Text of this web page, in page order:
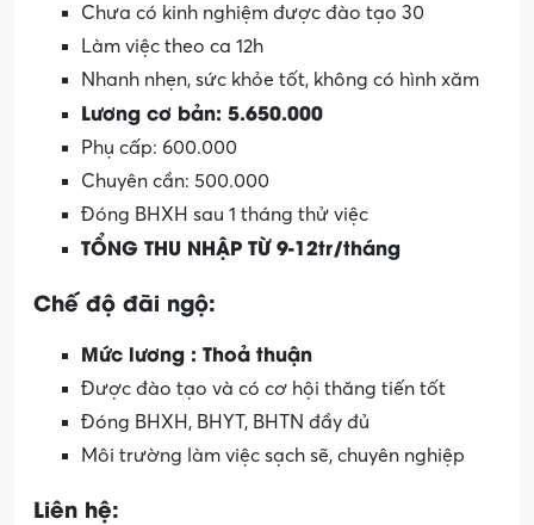
Chưa có kinh nghiệm được đào tạo 30
Làm việc theo ca 12h
Nhanh nhẹn, sức khỏe tốt, không có hình xăm
Lương cơ bản: 5.650.000
Phụ cấp: 600.000
Chuyên cần: 500.000
Đóng BHXH sau 1 tháng thử việc
TỔNG THU NHẬP TỪ 9-12tr/tháng
Chế độ đãi ngộ:
Mức lương : Thoả thuận
Được đào tạo và có cơ hội thăng tiến tốt
Đóng BHXH, BHYT, BHTN đầy đủ
Môi trường làm việc sạch sẽ, chuyên nghiệp
Liên hệ: